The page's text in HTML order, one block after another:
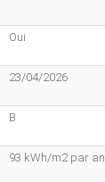
Oui
23/04/2026
B
93 kWh/m2 par an